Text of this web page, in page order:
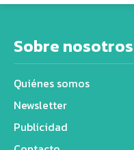
Sobre nosotros
Quiénes somos
Newsletter
Publicidad